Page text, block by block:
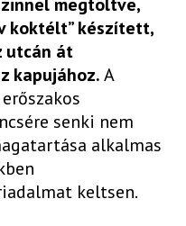
koktélt” készített,
utcán át
kapujához.A
senki nem
alkalmas
keltsen.